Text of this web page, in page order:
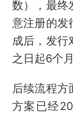
数），最终
意注册的发
成后，发行
之日起6个
后续流程方
方案已经